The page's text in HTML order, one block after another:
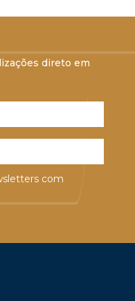
direto em
com